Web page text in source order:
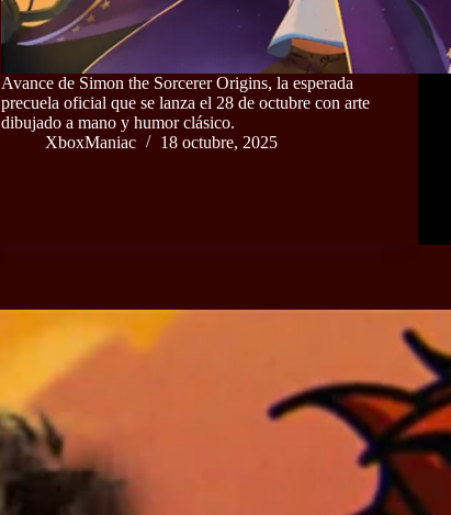
Avance de Simon the Sorcerer Origins, la esperada
precuela oficial que se lanza el 28 de octubre con arte
dibujado a mano y humor clásico.
XboxManiac
18 octubre, 2025